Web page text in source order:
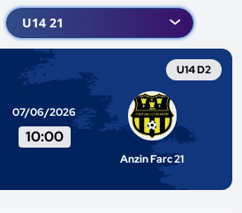
U14 D2
07/06/2026
10:00
Anzin Farc 21